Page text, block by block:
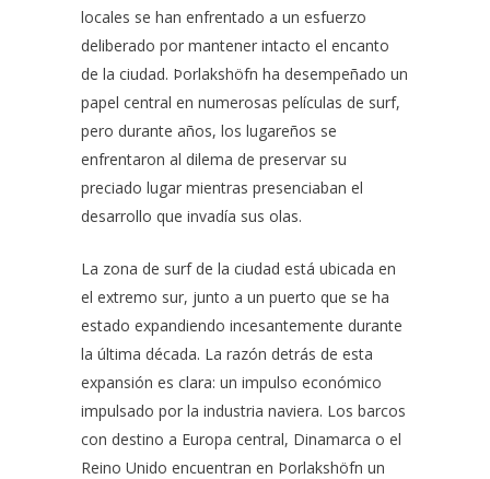
locales se han enfrentado a un esfuerzo
deliberado por mantener intacto el encanto
de la ciudad. Þorlakshöfn ha desempeñado un
papel central en numerosas películas de surf,
pero durante años, los lugareños se
enfrentaron al dilema de preservar su
preciado lugar mientras presenciaban el
desarrollo que invadía sus olas.
La zona de surf de la ciudad está ubicada en
el extremo sur, junto a un puerto que se ha
estado expandiendo incesantemente durante
la última década. La razón detrás de esta
expansión es clara: un impulso económico
impulsado por la industria naviera. Los barcos
con destino a Europa central, Dinamarca o el
Reino Unido encuentran en Þorlakshöfn un